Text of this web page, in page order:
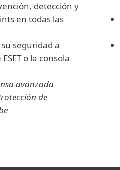
detección y
en todas las
seguridad a
o la consola
avanzada
de